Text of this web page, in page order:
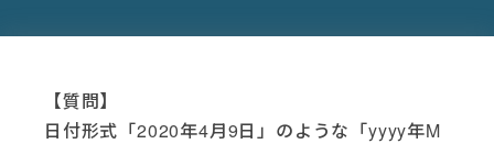
【質問】
日付形式「2020年4月9日」のような「yyyy年M